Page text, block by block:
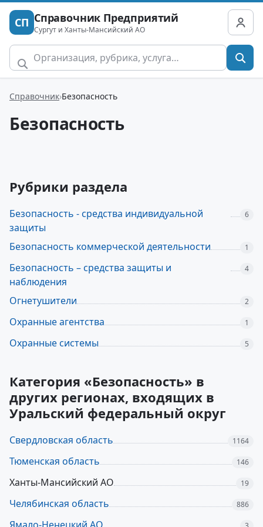
СП Справочник Предприятий
Сургут и Ханты-Мансийский АО
Справочник Безопасность
Безопасность
Рубрики раздела
Безопасность - средства индивидуальной
защиты
6
Безопасность коммерческой деятельности 1
Безопасность – средства защиты и
наблюдения
4
Огнетушители 2
Охранные агентства 1
Охранные системы 5
Категория «Безопасность» в
других регионах, входящих в
Уральский федеральный округ
Свердловская область 1164
Тюменская область 146
Ханты-Мансийский АО 19
Челябинская область 886